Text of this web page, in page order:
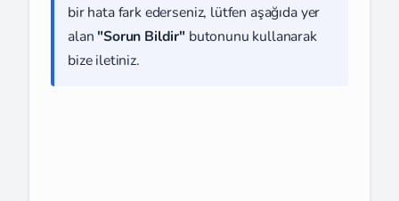
bir hata fark ederseniz, lütfen aşağıda yer
alan "Sorun Bildir" butonunu kullanarak
bize iletiniz.